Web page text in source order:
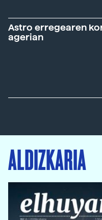
Astro erregearen
agerian
ALDIZKARIA